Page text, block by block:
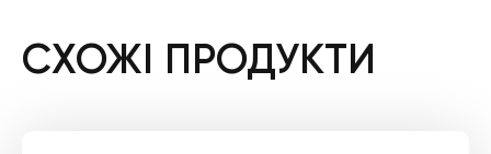
СХОЖІ ПРОДУКТИ